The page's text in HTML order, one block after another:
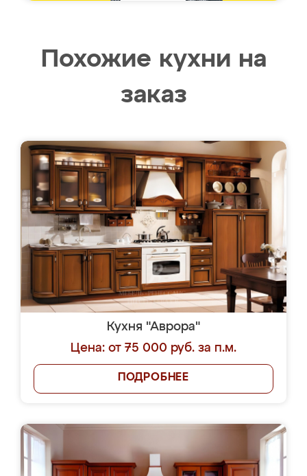
Похожие кухни на
заказ
Кухня "Аврора"
Цена: от 75 000 руб. за п.м.
ПОДРОБНЕЕ